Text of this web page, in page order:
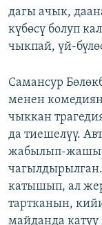
дагы ачык,
күбөсү болуп
чыкпай, үй-
Самансур
менен
чыккан
да тиешелүү.
жабылып-
катышып, ал
тартканын,
майданда катуу